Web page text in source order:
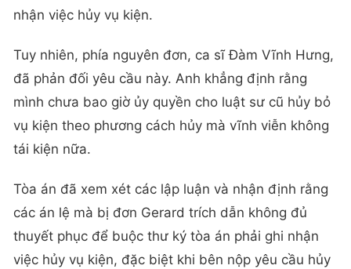
nhận việc hủy vụ kiện.
Tuy nhiên, phía nguyên đơn, ca sĩ Đàm Vĩnh Hưng,
đã phản đối yêu cầu này. Anh khẳng định rằng
mình chưa bao giờ ủy quyền cho luật sư cũ hủy bỏ
vụ kiện theo phương cách hủy mà vĩnh viễn không
tái kiện nữa.
Tòa án đã xem xét các lập luận và nhận định rằng
các án lệ mà bị đơn Gerard trích dẫn không đủ
thuyết phục để buộc thư ký tòa án phải ghi nhận
việc hủy vụ kiện, đặc biệt khi bên nộp yêu cầu hủy